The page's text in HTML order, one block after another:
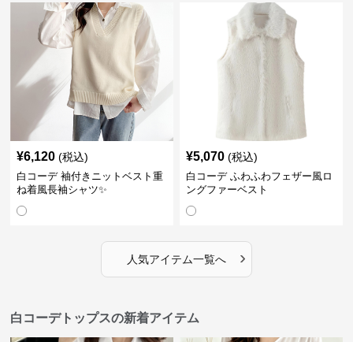
¥6,120 (税込)
白コーデ 袖付きニットベスト重
ね着風長袖シャツ✨
¥5,070 (税込)
白コーデ ふわふわフェザー風ロ
ングファーベスト
人気アイテム一覧へ ›
白コーデトップスの新着アイテム